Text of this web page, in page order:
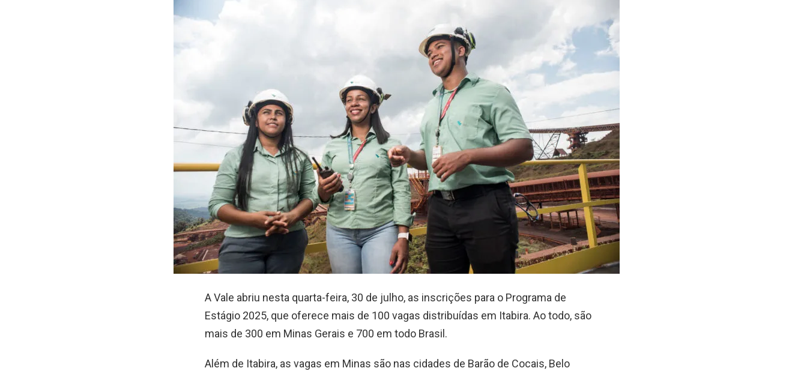
A Vale abriu nesta quarta-feira, 30 de julho, as inscrições para o Programa de
Estágio 2025, que oferece mais de 100 vagas distribuídas em Itabira. Ao todo, são
mais de 300 em Minas Gerais e 700 em todo Brasil.
Além de Itabira, as vagas em Minas são nas cidades de Barão de Cocais, Belo